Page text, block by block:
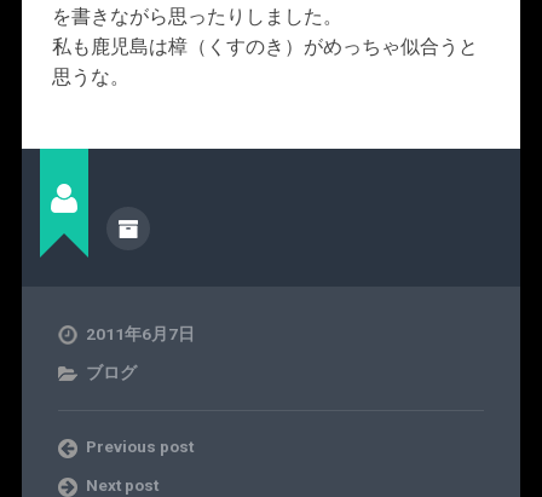
を書きながら思ったりしました。
私も鹿児島は樟（くすのき）がめっちゃ似合うと
思うな。
2011年6月7日
ブログ
Previous post
Next post